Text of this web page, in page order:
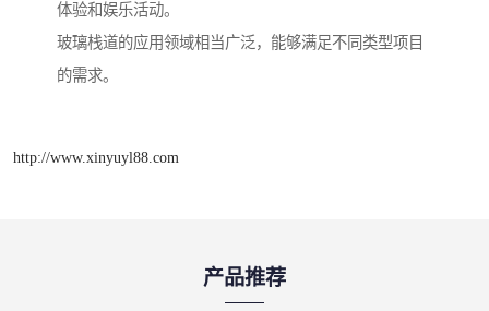
体验和娱乐活动。
玻璃栈道的应用领域相当广泛，能够满足不同类型项目
的需求。
http://www.xinyuyl88.com
产品推荐